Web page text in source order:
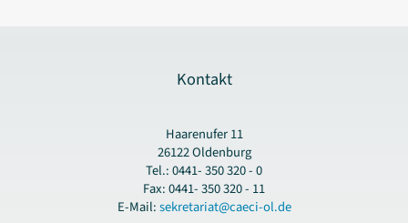
Kontakt
Haarenufer 11
26122 Oldenburg
Tel.: 0441- 350 320 - 0
Fax: 0441- 350 320 - 11
E-Mail:sekretariat@caeci-ol.de